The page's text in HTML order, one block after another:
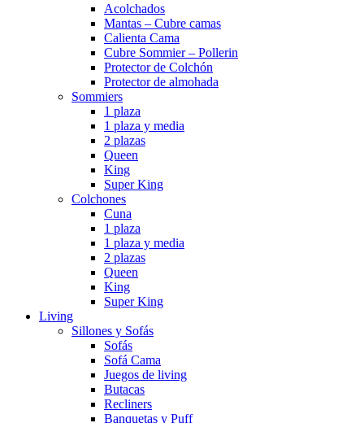
Acolchados
Mantas – Cubre camas
Calienta Cama
Cubre Sommier – Pollerin
Protector de Colchón
Protector de almohada
Sommiers
1 plaza
1 plaza y media
2 plazas
Queen
King
Super King
Colchones
Cuna
1 plaza
1 plaza y media
2 plazas
Queen
King
Super King
Living
Sillones y Sofás
Sofás
Sofá Cama
Juegos de living
Butacas
Recliners
Banquetas y Puff